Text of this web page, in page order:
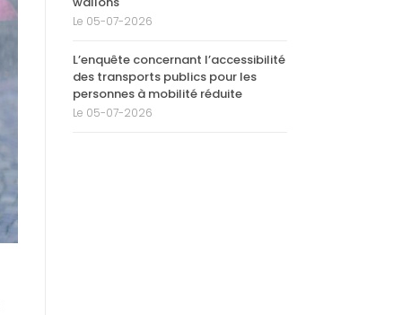
Le 05-07-2026
L’enquête concernant l’accessibilité
des transports publics pour les
personnes à mobilité réduite
Le 05-07-2026